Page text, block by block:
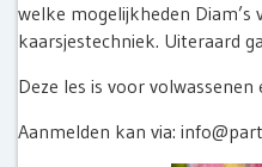
welke mogelijkheden Diam’s
kaarsjestechniek. Uiteraard
Deze les is voor
Aanmelden kan via: